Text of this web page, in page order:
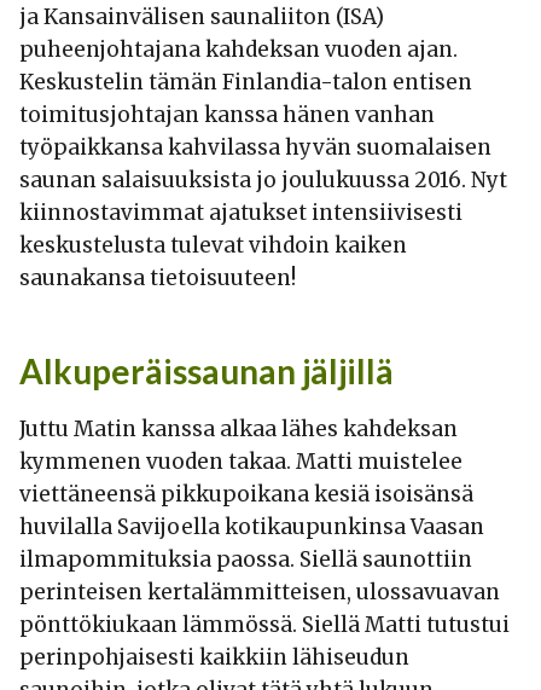
ja Kansainvälisen saunaliiton (ISA)
puheenjohtajana kahdeksan vuoden ajan.
Keskustelin tämän Finlandia-talon entisen
toimitusjohtajan kanssa hänen vanhan
työpaikkansa kahvilassa hyvän suomalaisen
saunan salaisuuksista jo joulukuussa 2016. Nyt
kiinnostavimmat ajatukset intensiivisesti
keskustelusta tulevat vihdoin kaiken
saunakansa tietoisuuteen!
Alkuperäissaunan jäljillä
Juttu Matin kanssa alkaa lähes kahdeksan
kymmenen vuoden takaa. Matti muistelee
viettäneensä pikkupoikana kesiä isoisänsä
huvilalla Savijoella kotikaupunkinsa Vaasan
ilmapommituksia paossa. Siellä saunottiin
perinteisen kertalämmitteisen, ulossavuavan
pönttökiukaan lämmössä. Siellä Matti tutustui
perinpohjaisesti kaikkiin lähiseudun